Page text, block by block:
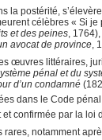
la postérité,
célèbres « Si
et des peines,
avocat de province,
œuvres littéraires,
pénal et du
d’un condamné
dans le Code
confirmée par la loi
notamment